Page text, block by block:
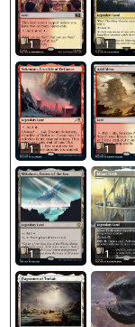
1 1
1 1
1 1